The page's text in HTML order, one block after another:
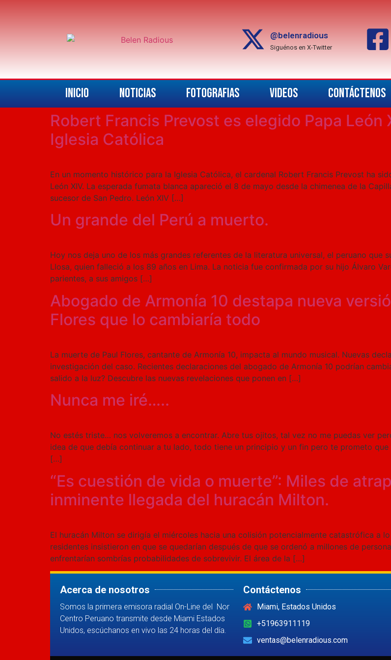
@belenradious
Siguénos en X-Twitter
INICIO NOTICIAS FOTOGRAFIAS VIDEOS CONTÁCTENOS
Robert Francis Prevost es elegido Papa León
Iglesia Católica
En un momento histórico para la Iglesia Católica, el cardenal Robert Francis Prevost ha
León XIV. La esperada fumata blanca apareció el 8 de mayo desde la chimenea de la
sucesor de San Pedro. León XIV […]
Un grande del Perú a muerto.
Hoy nos deja uno de los más grandes referentes de la literatura universal, el peruano que
Llosa, quien falleció a los 89 años en Lima. La noticia fue confirmada por su hijo Álvaro
parientes, a sus amigos […]
Abogado de Armonía 10 destapa nueva
Flores que lo cambiaría todo
La muerte de Paul Flores, cantante de Armonía 10, impacta al mundo musical. Nuevas
investigación del caso. Recientes declaraciones del abogado de Armonía 10 podrían
salido a la luz? Descubre las nuevas revelaciones que ponen en […]
Nunca me iré…..
No estés triste… nos volveremos a encontrar. Abre tus ojitos, tal vez no me puedas ver
idea de que debía continuar a tu lado, todo tiene un principio y un fin pero te prometo
[…]
“Es cuestión de vida o muerte”: Miles de
inminente llegada del huracán Milton.
El huracán Milton se dirigía el miércoles hacia una colisión potencialmente catastrófica a
residentes insistieron en que se quedarían después de que se ordenó a millones de
enfrentarían sombrías probabilidades de sobrevivir. El área de la […]
Acerca de nosotros
Somos la primera emisora radial On-Line del Nor
Centro Peruano transmite desde Miami Estados
Unidos, escúchanos en vivo las 24 horas del día.
Contáctenos
Miami, Estados Unidos
+51963911119
ventas@belenradious.com